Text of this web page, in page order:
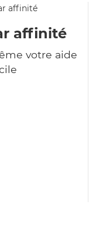
affinité
votre aide